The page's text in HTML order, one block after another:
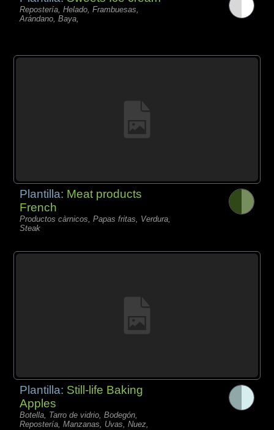
Repostería, Helado, Frambuesas,
Arándano, Baya,
Plantilla: Meat products
French
Productos càrnicos, Papas fritas, Verdura,
Steak
Plantilla: Still-life Baking
Apples
Botella, Tarro de vidrio, Bodegón,
Repostería, Manzanas, Uvas, Nuez,